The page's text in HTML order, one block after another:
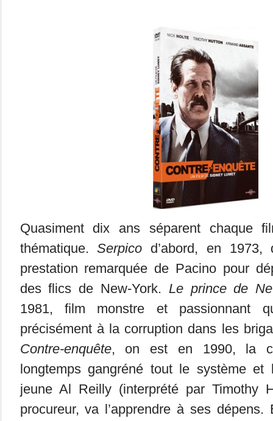
Quasiment dix ans séparent chaque
thématique.Serpico d’abord, en
prestation remarquée de Pacino pour
des flics de New-York. Le prince de
1981, film monstre et passionnant
précisément à la corruption dans les
Contre-enquête, on est en 1990, la
longtemps gangréné tout le système
jeune Al Reilly (interprété par Timothy
procureur, va l’apprendre à ses